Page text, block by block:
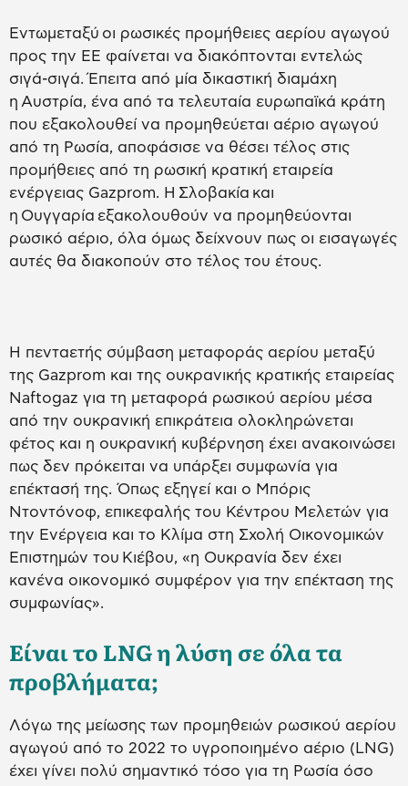
Εντωμεταξύ οι ρωσικές προμήθειες αερίου αγωγού
προς την ΕΕ φαίνεται να διακόπτονται εντελώς
σιγά-σιγά. Έπειτα από μία δικαστική διαμάχη
η Αυστρία, ένα από τα τελευταία ευρωπαϊκά κράτη
που εξακολουθεί να προμηθεύεται αέριο αγωγού
από τη Ρωσία, αποφάσισε να θέσει τέλος στις
προμήθειες από τη ρωσική κρατική εταιρεία
ενέργειας Gazprom. Η Σλοβακία και
η Ουγγαρία εξακολουθούν να προμηθεύονται
ρωσικό αέριο, όλα όμως δείχνουν πως οι εισαγωγές
αυτές θα διακοπούν στο τέλος του έτους.
Η πενταετής σύμβαση μεταφοράς αερίου μεταξύ
της Gazprom και της ουκρανικής κρατικής εταιρείας
Naftogaz για τη μεταφορά ρωσικού αερίου μέσα
από την ουκρανική επικράτεια ολοκληρώνεται
φέτος και η ουκρανική κυβέρνηση έχει ανακοινώσει
πως δεν πρόκειται να υπάρξει συμφωνία για
επέκτασή της. Όπως εξηγεί και ο Μπόρις
Ντοντόνοφ, επικεφαλής του Κέντρου Μελετών για
την Ενέργεια και το Κλίμα στη Σχολή Οικονομικών
Επιστημών του Κιέβου, «η Ουκρανία δεν έχει
κανένα οικονομικό συμφέρον για την επέκταση της
συμφωνίας».
Είναι το LNG η λύση σε όλα τα
προβλήματα;
Λόγω της μείωσης των προμηθειών ρωσικού αερίου
αγωγού από το 2022 το υγροποιημένο αέριο (LNG)
έχει γίνει πολύ σημαντικό τόσο για τη Ρωσία όσο